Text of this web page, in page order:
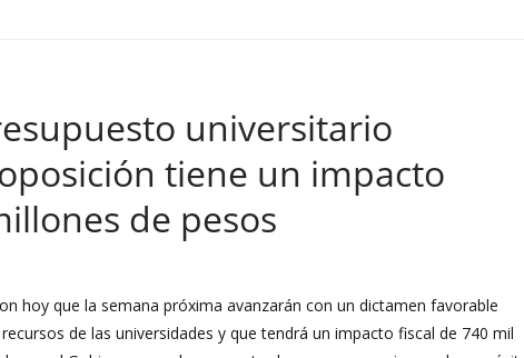
universitario
tiene un impacto
de pesos
hoy que la semana próxima avanzarán con un dictamen favorable
de las universidades y que tendrá un impacto fiscal de 740 mil